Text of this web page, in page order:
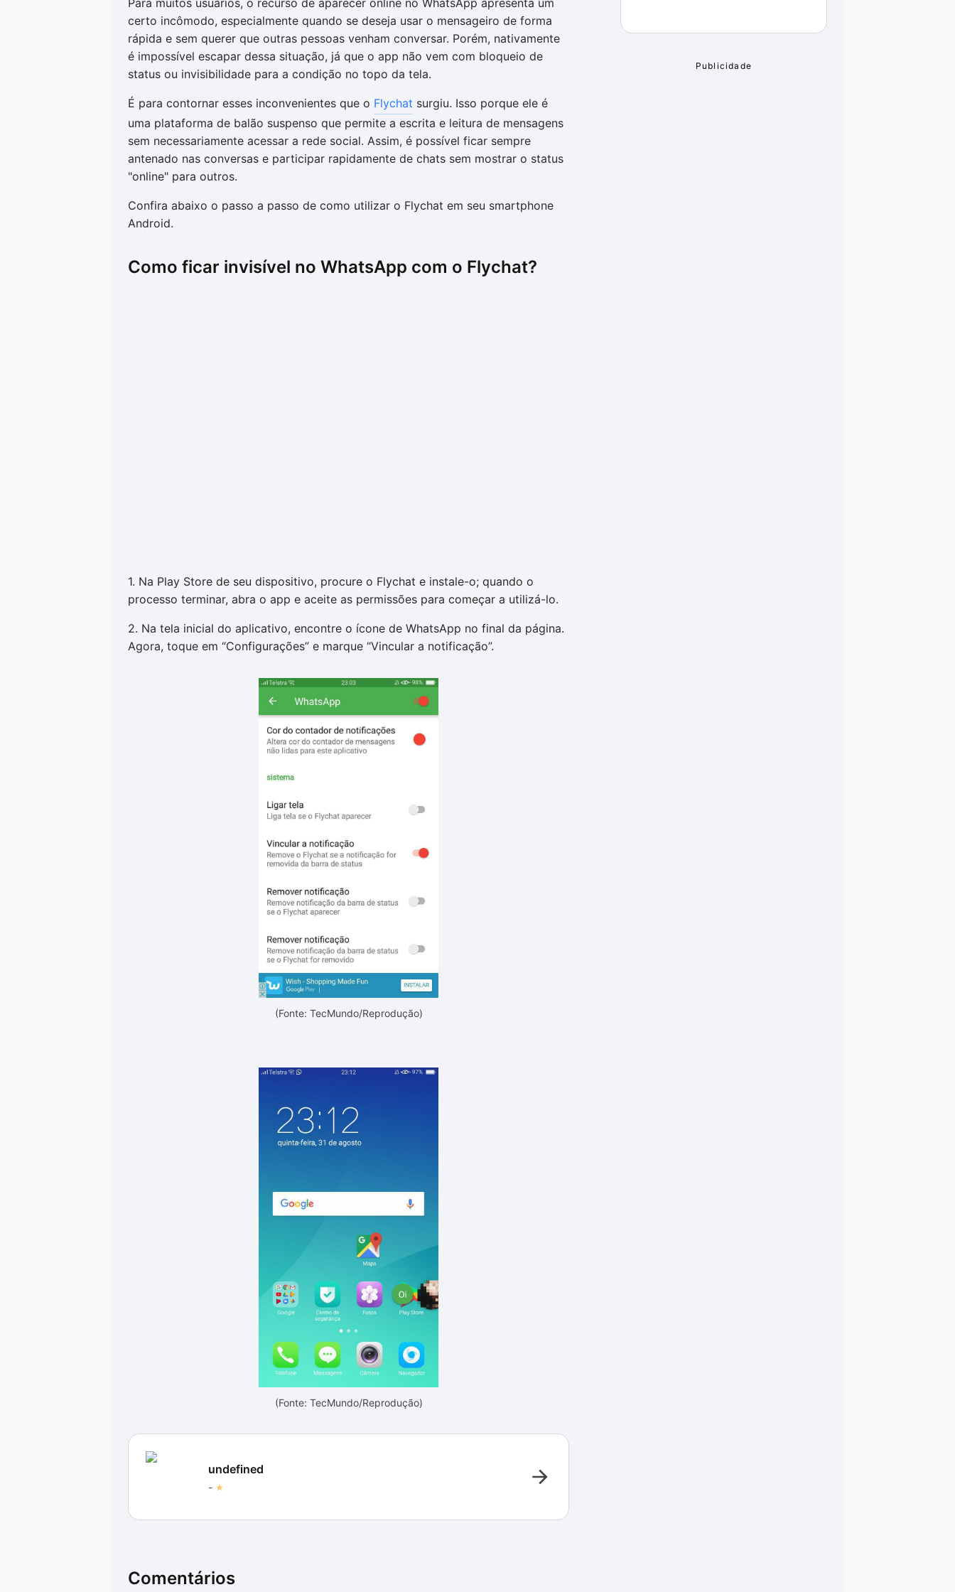
Para muitos usuários, o recurso de aparecer online no WhatsApp apresenta um
certo incômodo, especialmente quando se deseja usar o mensageiro de forma
rápida e sem querer que outras pessoas venham conversar. Porém, nativamente
é impossível escapar dessa situação, já que o app não vem com bloqueio de
status ou invisibilidade para a condição no topo da tela.
É para contornar esses inconvenientes que o Flychat surgiu. Isso porque ele é
uma plataforma de balão suspenso que permite a escrita e leitura de mensagens
sem necessariamente acessar a rede social. Assim, é possível ficar sempre
antenado nas conversas e participar rapidamente de chats sem mostrar o status
"online" para outros.
Confira abaixo o passo a passo de como utilizar o Flychat em seu smartphone
Android.
Como ficar invisível no WhatsApp com o Flychat?
1. Na Play Store de seu dispositivo, procure o Flychat e instale-o; quando o
processo terminar, abra o app e aceite as permissões para começar a utilizá-lo.
2. Na tela inicial do aplicativo, encontre o ícone de WhatsApp no final da página.
Agora, toque em “Configurações” e marque “Vincular a notificação”.
(Fonte: TecMundo/Reprodução)
(Fonte: TecMundo/Reprodução)
undefined
-
Comentários